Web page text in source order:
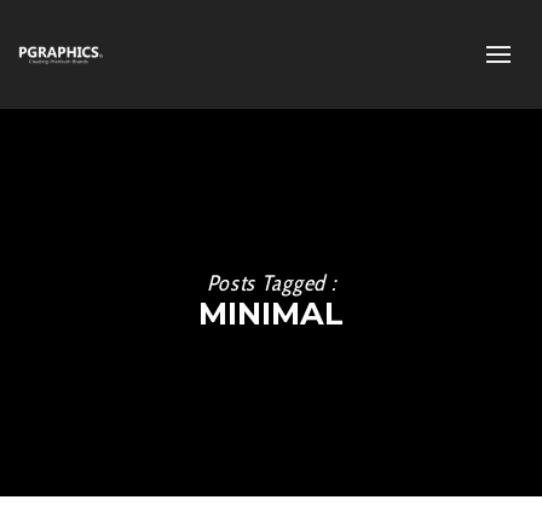
Posts Tagged :
MINIMAL